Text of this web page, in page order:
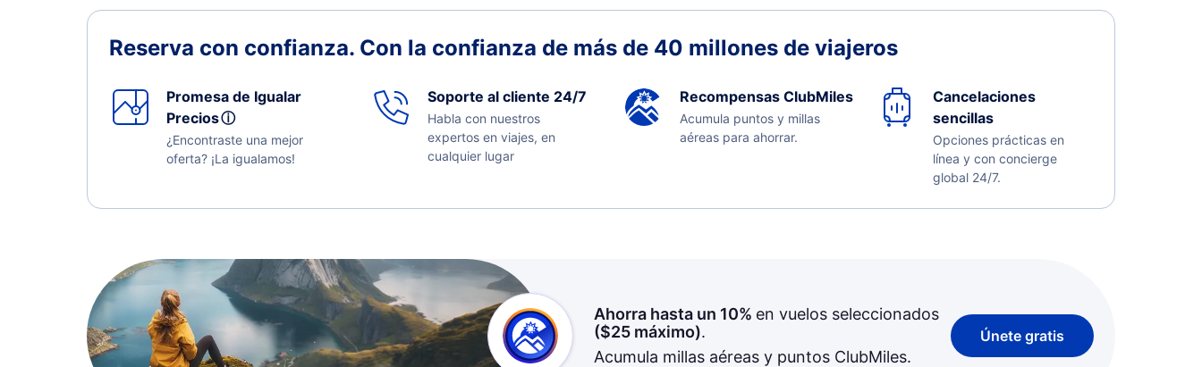
Reserva con confianza. Con la confianza de más de 40 millones de viajeros
Promesa de Igualar
Preciosⓘ
¿Encontraste una mejor
oferta? ¡La igualamos!
Soporte al cliente 24/7
Habla con nuestros
expertos en viajes, en
cualquier lugar
Recompensas ClubMiles
Acumula puntos y millas
aéreas para ahorrar.
Cancelaciones
sencillas
Opciones prácticas en
línea y con concierge
global 24/7.
Ahorra hasta un 10% en vuelos seleccionados
($25máximo).
Acumula millas aéreas y puntos ClubMiles.
Únete gratis